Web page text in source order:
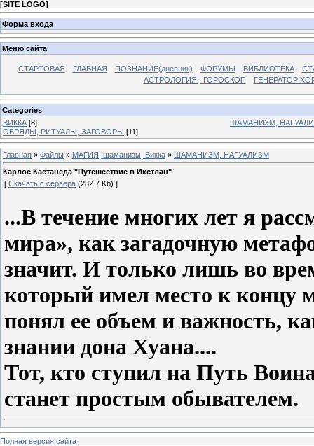
[SITE LOGO]
Форма входа
Меню сайта
СТАРТОВАЯ ГЛАВНАЯ ПОЗНАНИЕ(дневник) ФОРУМЫ БИБЛИОТЕКА
АСТРОЛОГИЯ , ГОРОСКОП
ГЕНЕРАТОР
Categories
ВИККА [8]
ШАМАНИЗМ,
ОБРЯДЫ, РИТУАЛЫ, ЗАГОВОРЫ [11]
Главная » Файлы » МАГИЯ, шаманизм, Викка » ШАМАНИЗМ, НАГУАЛИЗМ
Карлос Кастанеда "Путешествие в Икстлан"
[ Скачать с сервера (282.7 Kb) ]
...В течение многих лет я
мира», как загадочную
значит. И только лишь во
который имел место к концу
понял ее объем и важность,
знании дона Хуана....
Тот, кто ступил на Путь
станет простым обывателем.
Полная версия сайта